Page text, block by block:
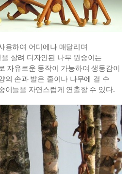
용하여 어디에나 매달리며
살려 디자인된 나무 원숭이는
자유로운 동작이 가능하여 생동감이
의 손과 발은 줄이나 나무에 걸 수
이들을 자연스럽게 연출할 수 있다.